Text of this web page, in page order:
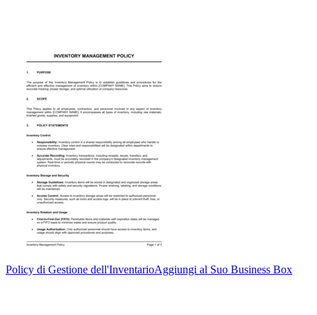
Policy di Gestione dell'InventarioAggiungi al Suo Business Box